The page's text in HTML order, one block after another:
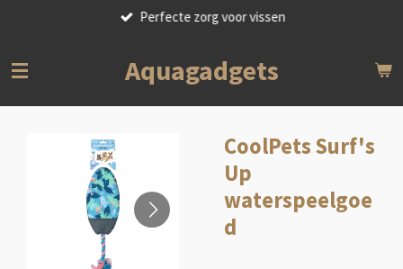
de
Perfecte zorg voor vissen
Aquagadgets
CoolPets Surf's
Up
waterspeelgoe
d